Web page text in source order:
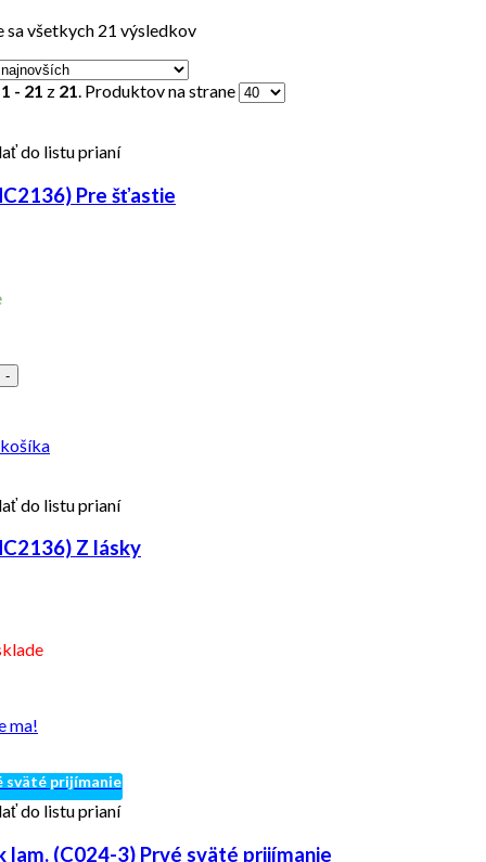
sa všetkych 21 výsledkov
1 - 21 z 21. Produktov na strane
do listu prianí
Pre šťastie
-
do listu prianí
Z lásky
ma!
sväté prijímanie
do listu prianí
lam. (C024-3) Prvé sväté prijímanie